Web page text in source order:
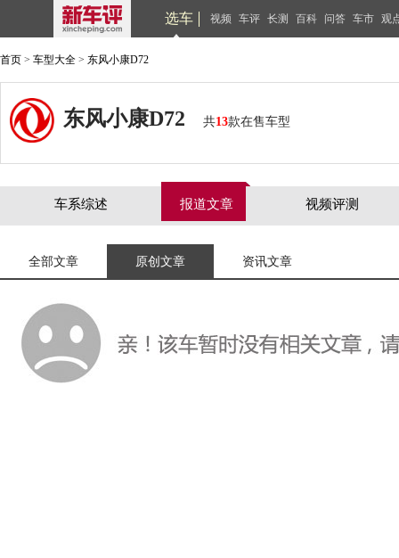
选车 视频 车评 长测 百科 问答 车市 观
首页 > 车型大全 > 东风小康D72
东风小康D72 共13款在售车型
车系综述 报道文章 视频评测
全部文章 原创文章 资讯文章